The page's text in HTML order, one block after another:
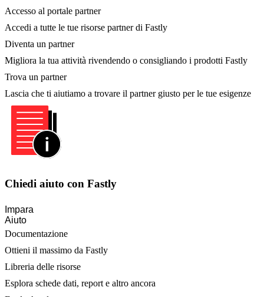
Accesso al portale partner
Accedi a tutte le tue risorse partner di Fastly
Diventa un partner
Migliora la tua attività rivendendo o consigliando i prodotti Fastly
Trova un partner
Lascia che ti aiutiamo a trovare il partner giusto per le tue esigenze
Chiedi aiuto con Fastly
Impara
Aiuto
Documentazione
Ottieni il massimo da Fastly
Libreria delle risorse
Esplora schede dati, report e altro ancora